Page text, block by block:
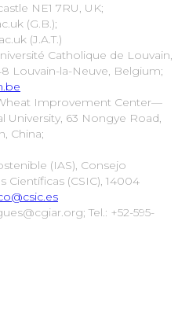
NE1 7RU, UK;
(G.B.);
(J.A.T.)
Catholique de Louvain,
Louvain-la-Neuve, Belgium;
Improvement Center—
University, 63 Nongye Road,
China;
(IAS), Consejo
(CSIC), 14004
Tel.: +52-595-